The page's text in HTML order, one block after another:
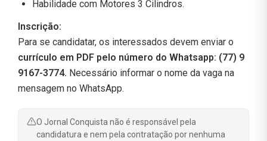
Habilidade com Motores 3 Cilindros.
Inscrição:
Para se candidatar, os interessados devem enviar o
currículo em PDF pelo número do Whatsapp: (77) 9
9167-3774. Necessário informar o nome da vaga na
mensagem no WhatsApp.
O Jornal Conquista não é responsável pela
candidatura e nem pela contratação por nenhuma